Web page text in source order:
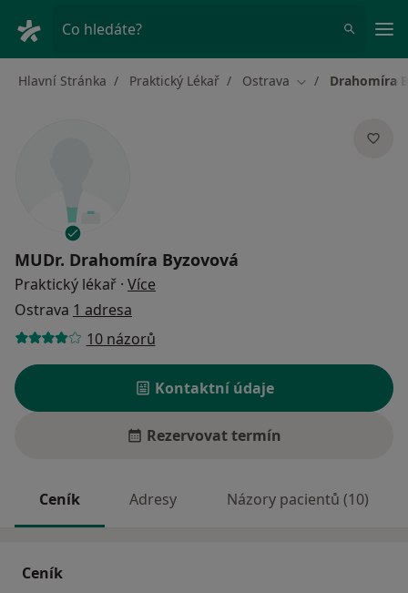
Co hledáte?
Hlavní Stránka Praktický Lékař Ostrava Změna města
Drahomíra
MUDr. Drahomíra Byzovová
Praktický lékař · Více
Ostrava 1 adresa
10 názorů
Kontaktní údaje
Rezervovat termín
Ceník Adresy Názory pacientů (10)
Ceník